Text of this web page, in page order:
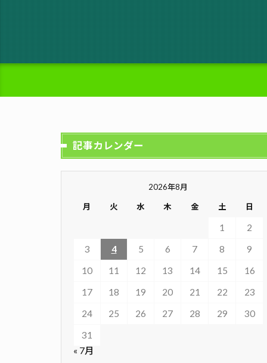
記事カレンダー
2026年8月
月 火 水 木 金 土 日
1
2
3
4 5 6 7 8
9
10
11 12 13 14 15
16
17
18 19 20 21 22
23
24
25 26 27 28 29
30
31
« 7月